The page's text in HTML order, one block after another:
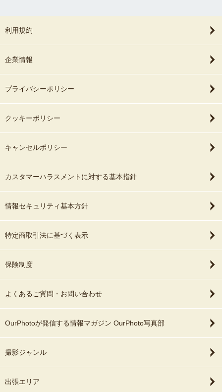
利用規約
企業情報
プライバシーポリシー
クッキーポリシー
キャンセルポリシー
カスタマーハラスメントに対する基本指針
情報セキュリティ基本方針
特定商取引法に基づく表示
保険制度
よくあるご質問・お問い合わせ
OurPhotoが発信する情報マガジン OurPhoto写真部
撮影ジャンル
出張エリア